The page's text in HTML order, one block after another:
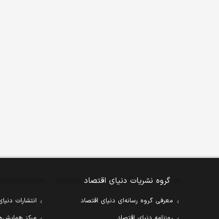
گروه نشریات دنیای اقتصاد
معرفی گروه رسانه‌ای دنیای اقتصاد
انتشارات